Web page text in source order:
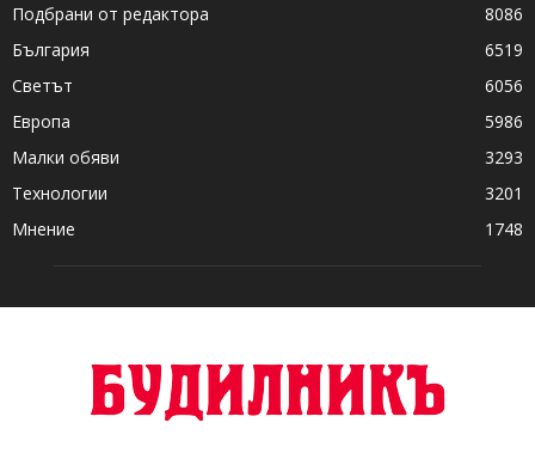
Подбрани от редактора
8086
България
6519
Светът
6056
Европа
5986
Малки обяви
3293
Технологии
3201
Мнение
1748